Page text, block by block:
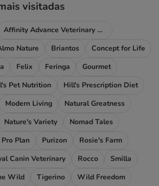
visitadas
Affinity Advance Veterinary Diets
Nature Briantos
Concept for Life
Felix Feringa
Gourmet
Pet Nutrition
Hill's Prescription Diet
Modern Living
Natural Greatness
Nature's Variety
Nomad Tales
Plan Purizon
Rosie's Farm
Canin Veterinary Rocco
Smilla
Wild Tigerino
Wild Freedom